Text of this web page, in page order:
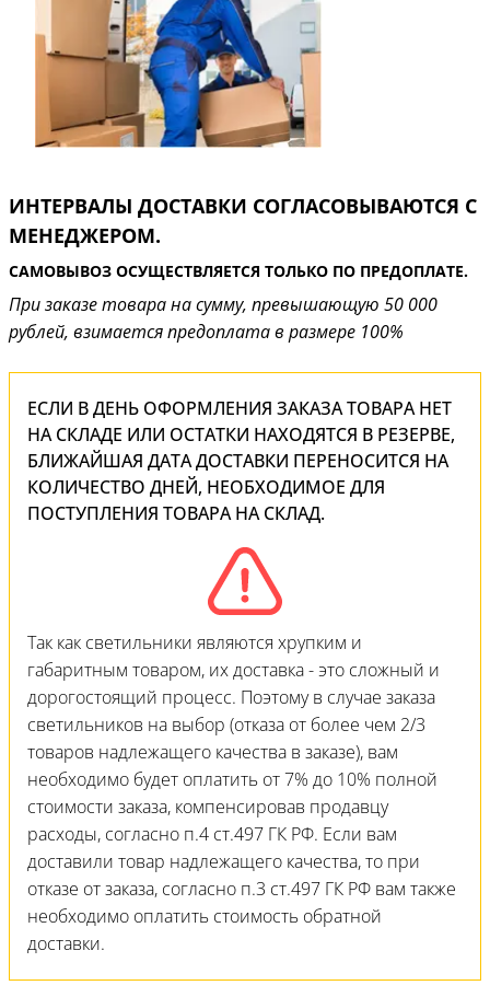
ИНТЕРВАЛЫ ДОСТАВКИ СОГЛАСОВЫВАЮТСЯ С
МЕНЕДЖЕРОМ.
САМОВЫВОЗ ОСУЩЕСТВЛЯЕТСЯ ТОЛЬКО ПО ПРЕДОПЛАТЕ.
При заказе товара на сумму, превышающую 50 000
рублей, взимается предоплата в размере 100%
ЕСЛИ В ДЕНЬ ОФОРМЛЕНИЯ ЗАКАЗА ТОВАРА НЕТ
НА СКЛАДЕ ИЛИ ОСТАТКИ НАХОДЯТСЯ В РЕЗЕРВЕ,
БЛИЖАЙШАЯ ДАТА ДОСТАВКИ ПЕРЕНОСИТСЯ НА
КОЛИЧЕСТВО ДНЕЙ, НЕОБХОДИМОЕ ДЛЯ
ПОСТУПЛЕНИЯ ТОВАРА НА СКЛАД.
Так как светильники являются хрупким и
габаритным товаром, их доставка - это сложный и
дорогостоящий процесс. Поэтому в случае заказа
светильников на выбор (отказа от более чем 2/3
товаров надлежащего качества в заказе), вам
необходимо будет оплатить от 7% до 10% полной
стоимости заказа, компенсировав продавцу
расходы, согласно п.4 ст.497 ГК РФ. Если вам
доставили товар надлежащего качества, то при
отказе от заказа, согласно п.3 ст.497 ГК РФ вам также
необходимо оплатить стоимость обратной
доставки.